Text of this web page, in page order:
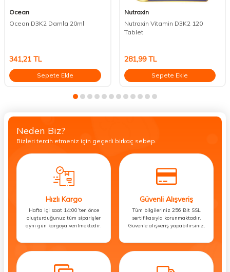
Ocean
Ocean D3K2 Damla 20ml
341,21 TL
Sepete Ekle
Nutraxin
Nutraxin Vitamin D3K2 120
Tablet
281,99TL
Sepete Ekle
Neden Biz?
Bizleri tercih etmeniz için geçerli birkaç sebep.
Hızlı Kargo
Hafta içi saat 14:00’ten önce
oluşturduğunuz tüm siparişler
aynı gün kargoya verilmektedir.
Güvenli Alışveriş
Tüm bilgileriniz 256 Bit SSL
sertifikasıyla korunmaktadır.
Güvenle alışveriş yapabilirsiniz.